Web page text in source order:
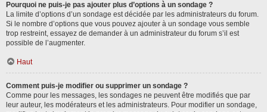
Pourquoi ne puis-je pas ajouter plus d’options à un sondage ?
La limite d’options d’un sondage est décidée par les administrateurs du forum.
Si le nombre d’options que vous pouvez ajouter à un sondage vous semble
trop restreint, essayez de demander à un administrateur du forum s’il est
possible de l’augmenter.
Haut
Comment puis-je modifier ou supprimer un sondage ?
Comme pour les messages, les sondages ne peuvent être modifiés que par
leur auteur, les modérateurs et les administrateurs. Pour modifier un sondage,